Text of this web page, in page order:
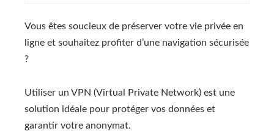
Vous êtes soucieux de préserver votre vie privée en
ligne et souhaitez profiter d’une navigation sécurisée
?
Utiliser un VPN (Virtual Private Network) est une
solution idéale pour protéger vos données et
garantir votre anonymat.